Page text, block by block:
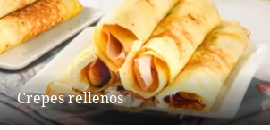
Crepes rellenos